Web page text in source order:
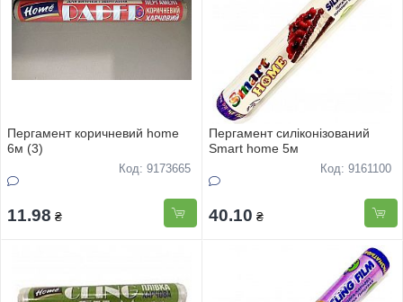
Пергамент коричневий home
6м (3)
Код: 9173665
11.98 ₴
Пергамент силіконізований
Smart home 5м
Код: 9161100
40.10 ₴